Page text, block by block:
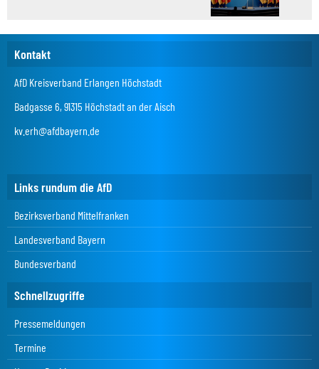
Kontakt
AfD Kreisverband Erlangen Höchstadt
Badgasse 6, 91315 Höchstadt an der Aisch
kv.erh@afdbayern.de
Links rundum die AfD
Bezirksverband Mittelfranken
Landesverband Bayern
Bundesverband
Schnellzugriffe
Pressemeldungen
Termine